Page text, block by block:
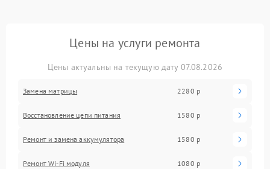
Цены на услуги ремонта
Цены актуальны на текущую дату 07.08.2026
Замена матрицы 2280 р
Восстановление цепи питания 1580 р
Ремонт и замена аккумулятора 1580 р
Ремонт Wi-Fi модуля 1080 р